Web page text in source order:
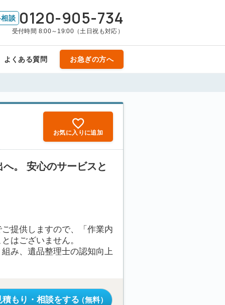
談 0120-905-734
受付時間 8:00～19:00（土日祝も対応）
よくある質問 お急ぎの方へ
お気に入りに追加
。 安心のサービスと
提供しますので、「作業内
はございません。
み、遺品整理士の認知向上
もり・相談をする（無料）